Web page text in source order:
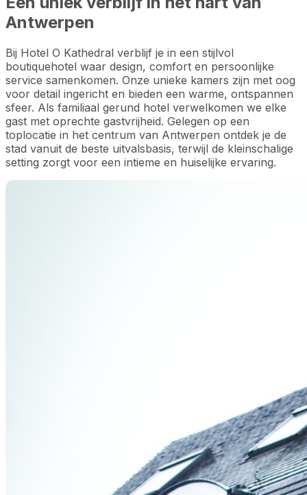
Antwerpen
Bij Hotel O Kathedral verblijf je in een stijlvol
boutiquehotel waar design, comfort en persoonlijke
service samenkomen. Onze unieke kamers zijn met oog
voor detail ingericht en bieden een warme, ontspannen
sfeer. Als familiaal gerund hotel verwelkomen we elke
gast met oprechte gastvrijheid. Gelegen op een
toplocatie in het centrum van Antwerpen ontdek je de
stad vanuit de beste uitvalsbasis, terwijl de kleinschalige
setting zorgt voor een intieme en huiselijke ervaring.